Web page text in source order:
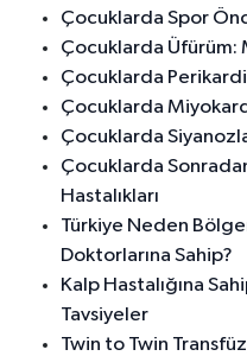
Çocuklarda Spor
Çocuklarda Üfürüm:
Çocuklarda
Çocuklarda
Çocuklarda
Çocuklarda
Hastalıkları
Türkiye Neden
Doktorlarına Sahip?
Kalp Hastalığına
Tavsiyeler
Twin to Twin